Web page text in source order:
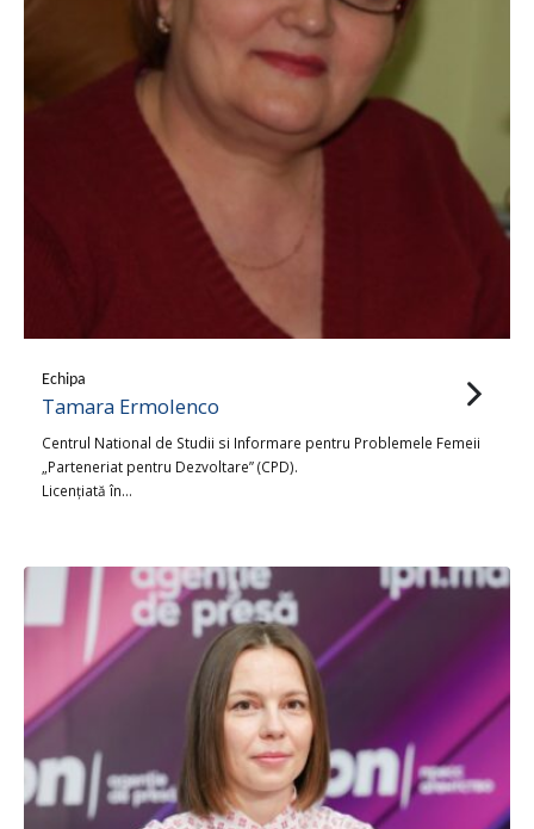
Echipa
Tamara Ermolenco
Centrul National de Studii si Informare pentru Problemele Femeii
„Parteneriat pentru Dezvoltare” (CPD).
Licențiată în…